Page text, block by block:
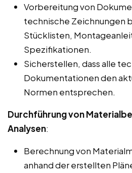
Vorbereitung von
technische Zeichnungen
Stücklisten,
Spezifikationen.
Sicherstellen, dass alle
Dokumentationen den
Normen entsprechen.
Durchführung von
Analysen:
Berechnung von
anhand der erstellten